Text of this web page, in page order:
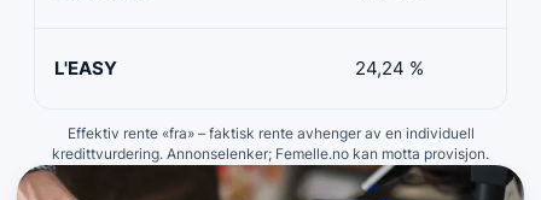
L'EASY 24,24 %
Effektiv rente «fra» – faktisk rente avhenger av en individuell
kredittvurdering. Annonselenker; Femelle.no kan motta provisjon.